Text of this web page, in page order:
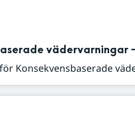
vädervarningar
Konsekvensbaserade